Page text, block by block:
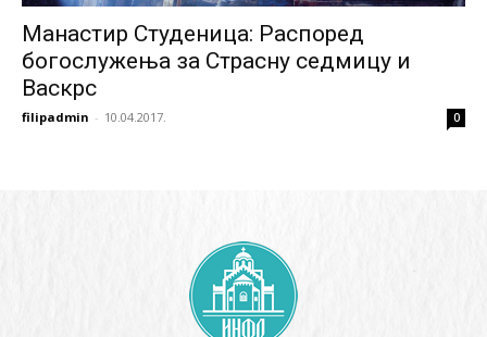
Манастир Студеница: Распоред
богослужења за Страсну седмицу и
Васкрс
filipadmin - 10.04.2017. 0